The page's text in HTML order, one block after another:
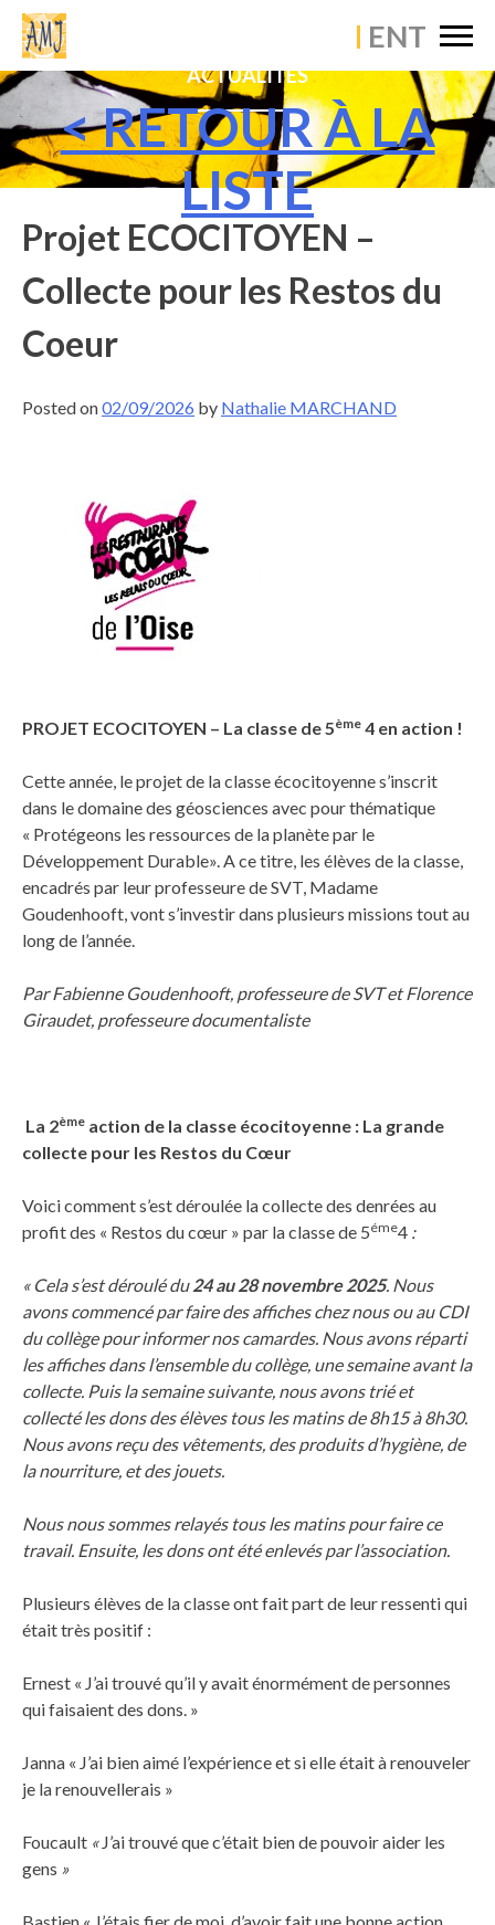
Skip
content
ACTUALITÉS
< RETOUR À LA
LISTE
ÉTABLISSEMENT
VIE PASTORALE
VIE PÉDAGOGIQUE
VIE SCOLAIRE
ACTUALITÉS
Projet ECOCITOYEN –
Collecte pour les Restos du
Coeur
Posted on02/09/2026 by Nathalie MARCHAND
PROJET ECOCITOYEN – La classe de 5ème 4 en action !
Cette année, le projet de la classe écocitoyenne s’inscrit
dans le domaine des géosciences avec pour thématique
« Protégeons les ressources de la planète par le
Développement Durable». A ce titre, les élèves de la classe,
encadrés par leur professeure de SVT, Madame
Goudenhooft, vont s’investir dans plusieurs missions tout au
long de l’année.
Par Fabienne Goudenhooft, professeure de SVT et Florence
Giraudet, professeure documentaliste
La 2ème action de la classe écocitoyenne : La grande
collecte pour les Restos du Cœur
Voici comment s’est déroulée la collecte des denrées au
profit des « Restos du cœur » par la classe de 5éme4 :
« Cela s’est déroulé du24 au 28 novembre 2025. Nous
avons commencé par faire des affiches chez nous ou au CDI
du collège pour informer nos camardes. Nous avons réparti
les affiches dans l’ensemble du collège, une semaine avant la
collecte. Puis la semaine suivante, nous avons trié et
collecté les dons des élèves tous les matins de 8h15 à 8h30.
Nous avons reçu des vêtements, des produits d’hygiène, de
la nourriture, et des jouets.
Nous nous sommes relayés tous les matins pour faire ce
travail. Ensuite, les dons ont été enlevés par l’association.
Plusieurs élèves de la classe ont fait part de leur ressenti qui
était très positif :
Ernest « J’ai trouvé qu’il y avait énormément de personnes
qui faisaient des dons. »
Janna « J’ai bien aimé l’expérience et si elle était à renouveler
je la renouvellerais »
Foucault « J’ai trouvé que c’était bien de pouvoir aider les
gens »